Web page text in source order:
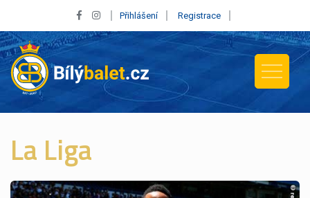
Přihlášení Registrace
La Liga